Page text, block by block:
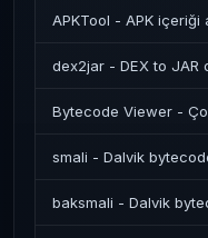
APKTool - APK içeriği
dex2jar - DEX to JAR
Bytecode Viewer -
smali - Dalvik
baksmali - Dalvik